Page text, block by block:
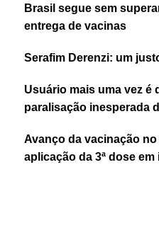
Brasil segue sem
entrega de vacinas
Serafim Derenzi: um
Usuário mais uma vez é
paralisação inesperada
Avanço da vacinação
aplicação da 3ª dose